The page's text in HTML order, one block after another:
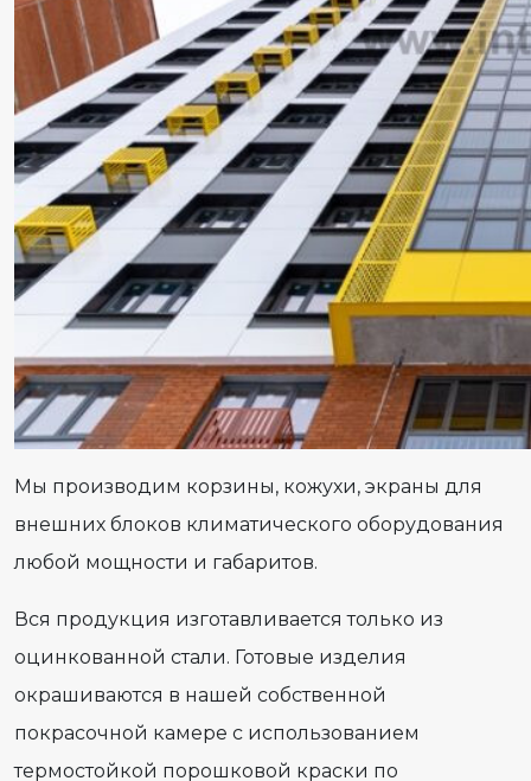
Мы производим корзины, кожухи, экраны для
внешних блоков климатического оборудования
любой мощности и габаритов.
Вся продукция изготавливается только из
оцинкованной стали. Готовые изделия
окрашиваются в нашей собственной
покрасочной камере с использованием
термостойкой порошковой краски по